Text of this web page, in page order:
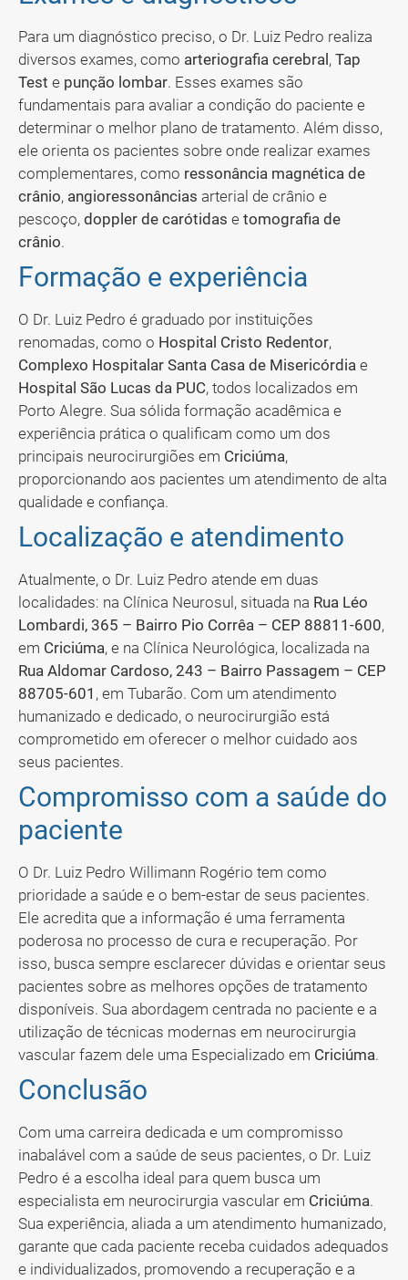
Para um diagnóstico preciso, o Dr. Luiz Pedro realiza
diversos exames, como arteriografia cerebral , Tap
Test e punção lombar. Esses exames são
fundamentais para avaliar a condição do paciente e
determinar o melhor plano de tratamento. Além disso,
ele orienta os pacientes sobre onde realizar exames
complementares, como ressonância magnética de
crânio, angioressonâncias arterial de crânio e
pescoço, doppler de carótidas e tomografia de
crânio.
Formação e experiência
O Dr. Luiz Pedro é graduado por instituições
renomadas, como o Hospital Cristo Redentor,
Complexo Hospitalar Santa Casa de Misericórdia e
Hospital São Lucas da PUC, todos localizados em
Porto Alegre. Sua sólida formação acadêmica e
experiência prática o qualificam como um dos
principais neurocirurgiões em Criciúma,
proporcionando aos pacientes um atendimento de alta
qualidade e confiança.
Localização e atendimento
Atualmente, o Dr. Luiz Pedro atende em duas
localidades: na Clínica Neurosul, situada na Rua Léo
Lombardi, 365 – Bairro Pio Corrêa – CEP 88811-600,
em Criciúma, e na Clínica Neurológica, localizada na
Rua Aldomar Cardoso, 243 – Bairro Passagem – CEP
88705-601 , em Tubarão. Com um atendimento
humanizado e dedicado, o neurocirurgião está
comprometido em oferecer o melhor cuidado aos
seus pacientes.
Compromisso com a saúde do
paciente
O Dr. Luiz Pedro Willimann Rogério tem como
prioridade a saúde e o bem-estar de seus pacientes.
Ele acredita que a informação é uma ferramenta
poderosa no processo de cura e recuperação. Por
isso, busca sempre esclarecer dúvidas e orientar seus
pacientes sobre as melhores opções de tratamento
disponíveis. Sua abordagem centrada no paciente e a
utilização de técnicas modernas em neurocirurgia
vascular fazem dele uma Especializado em Criciúma.
Conclusão
Com uma carreira dedicada e um compromisso
inabalável com a saúde de seus pacientes, o Dr. Luiz
Pedro é a escolha ideal para quem busca um
especialista em neurocirurgia vascular em Criciúma.
Sua experiência, aliada a um atendimento humanizado,
garante que cada paciente receba cuidados adequados
e individualizados, promovendo a recuperação e a